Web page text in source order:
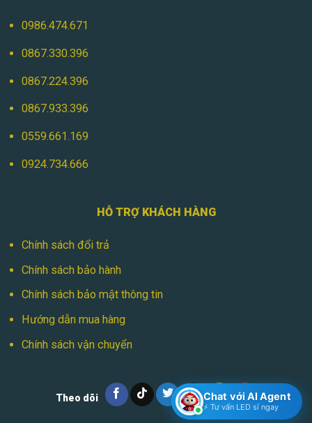
0986.474.671
0867.330.396
0867.224.396
0867.933.396
0559.661.169
0924.734.666
HỖ TRỢ KHÁCH HÀNG
Chính sách đổi trả
Chính sách bảo hành
Chính sách bảo mật thông tin
Hướng dẫn mua hàng
Chính sách vận chuyển
Theo dõi Chat với AI Agent
⚡ Tư vấn LED sỉ ngay